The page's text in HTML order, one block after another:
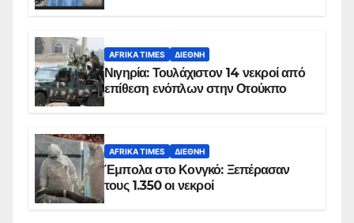
AFRIKA TIMES ΔΙΕΘΝΉ
Νιγηρία: Τουλάχιστον 14 νεκροί από
επίθεση ενόπλων στην Οτούκπο
AFRIKA TIMES ΔΙΕΘΝΉ
Έμπολα στο Κονγκό: Ξεπέρασαν
τους 1.350 οι νεκροί